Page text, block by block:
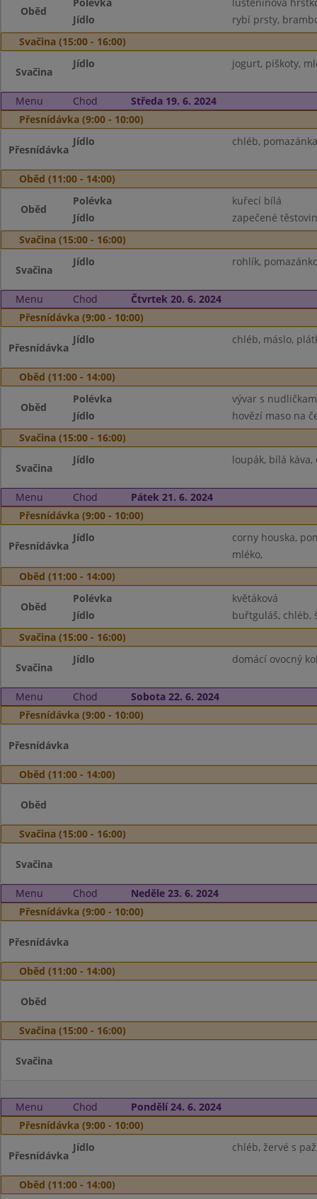
Oběd
Jídlo
rybí prsty,
Svačina (15:00 - 16:00)
Svačina
Jídlo jogurt, piškoty,
Menu Chod
Středa 19. 6. 2024
Přesnídávka (9:00 - 10:00)
Přesnídávka
Jídlo chléb,
Oběd (11:00 - 14:00)
Oběd
Polévka
kuřecí bílá
Jídlo
zapečené
Svačina (15:00 - 16:00)
Svačina
Jídlo rohlík,
Menu Chod
Čtvrtek 20. 6. 2024
Přesnídávka (9:00 - 10:00)
Přesnídávka
Jídlo chléb, máslo,
Oběd (11:00 - 14:00)
Oběd
Polévka
vývar s
Jídlo
hovězí maso na
Svačina (15:00 - 16:00)
Svačina
Jídlo loupák, bílá káva,
Menu Chod
Pátek 21. 6. 2024
Přesnídávka (9:00 - 10:00)
Přesnídávka
Jídlo
corny houska,
mléko,
Oběd (11:00 - 14:00)
Oběd
Polévka
květáková
Jídlo
buřtguláš, chléb,
Svačina (15:00 - 16:00)
Svačina
Jídlo domácí ovocný
Menu Chod
Sobota 22. 6. 2024
Přesnídávka (9:00 - 10:00)
Přesnídávka
Oběd (11:00 - 14:00)
Oběd
Svačina (15:00 - 16:00)
Svačina
Menu Chod
Neděle 23. 6. 2024
Přesnídávka (9:00 - 10:00)
Přesnídávka
Oběd (11:00 - 14:00)
Oběd
Svačina (15:00 - 16:00)
Svačina
Menu Chod
Pondělí 24. 6. 2024
Přesnídávka (9:00 - 10:00)
Přesnídávka
Jídlo chléb, žervé s
Oběd (11:00 - 14:00)